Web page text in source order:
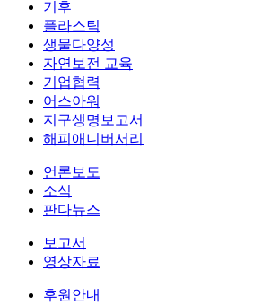
기후
플라스틱
생물다양성
자연보전 교육
기업협력
어스아워
지구생명보고서
해피애니버서리
언론보도
소식
판다뉴스
보고서
영상자료
후원안내